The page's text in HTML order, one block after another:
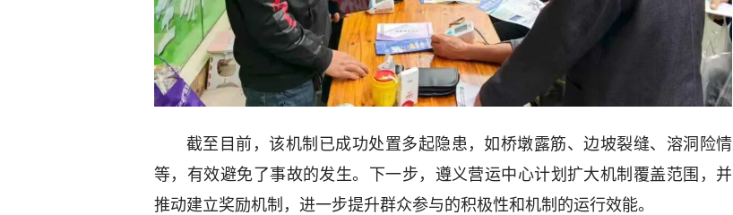
截至目前，该机制已成功处置多起隐患，如桥墩露筋、边坡裂缝、溶洞险情
等，有效避免了事故的发生。下一步，遵义营运中心计划扩大机制覆盖范围，并
推动建立奖励机制，进一步提升群众参与的积极性和机制的运行效能。